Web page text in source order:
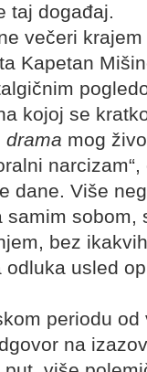
taj događaj.
večeri krajem
Kapetan
kojoj se
drama mog
dane. Više
sobom,
bez
usled
periodu
na